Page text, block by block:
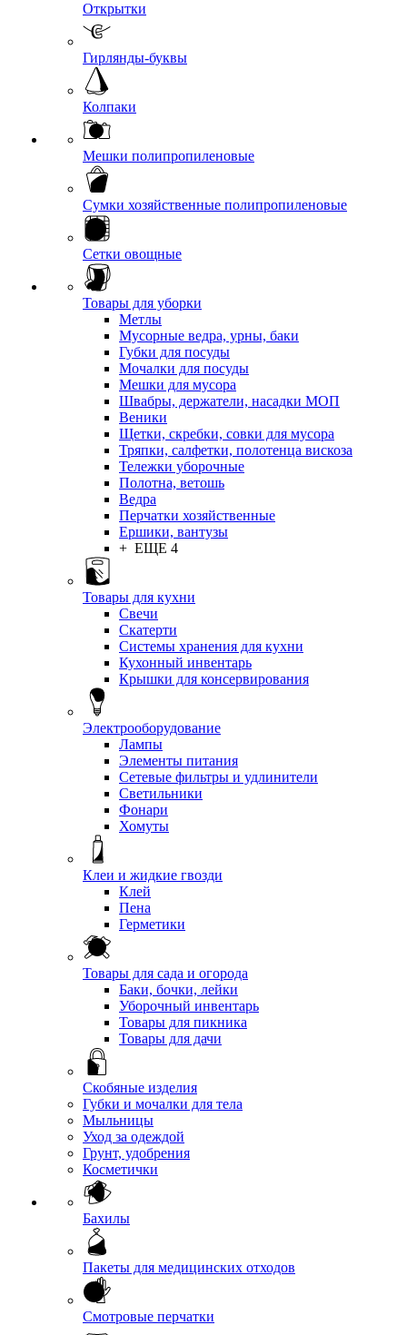
Открытки
Гирлянды-буквы
Колпаки
Мешки полипропиленовые
Сумки хозяйственные полипропиленовые
Сетки овощные
Товары для уборки
Метлы
Мусорные ведра, урны, баки
Губки для посуды
Мочалки для посуды
Мешки для мусора
Швабры, держатели, насадки МОП
Веники
Щетки, скребки, совки для мусора
Тряпки, салфетки, полотенца вискоза
Тележки уборочные
Полотна, ветошь
Ведра
Перчатки хозяйственные
Ершики, вантузы
+ ЕЩЕ 4
Товары для кухни
Свечи
Скатерти
Системы хранения для кухни
Кухонный инвентарь
Крышки для консервирования
Электрооборудование
Лампы
Элементы питания
Сетевые фильтры и удлинители
Светильники
Фонари
Хомуты
Клеи и жидкие гвозди
Клей
Пена
Герметики
Товары для сада и огорода
Баки, бочки, лейки
Уборочный инвентарь
Товары для пикника
Товары для дачи
Скобяные изделия
Губки и мочалки для тела
Мыльницы
Уход за одеждой
Грунт, удобрения
Косметички
Бахилы
Пакеты для медицинских отходов
Смотровые перчатки